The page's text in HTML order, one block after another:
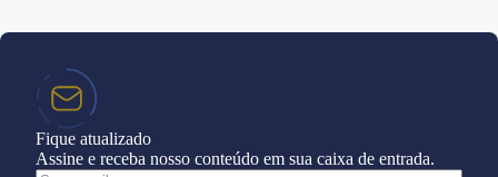
Fique atualizado
Assine e receba nosso conteúdo em sua caixa de entrada.